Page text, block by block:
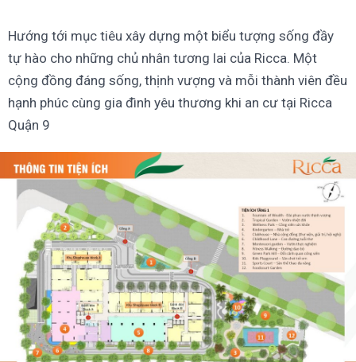
Hướng tới mục tiêu xây dựng một biểu tượng sống đầy
tự hào cho những chủ nhân tương lai của Ricca. Một
cộng đồng đáng sống, thịnh vượng và mỗi thành viên đều
hạnh phúc cùng gia đình yêu thương khi an cư tại Ricca
Quận 9